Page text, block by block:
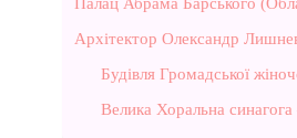
Архітектор Олександр
Будівля Громадської
Велика Хоральна